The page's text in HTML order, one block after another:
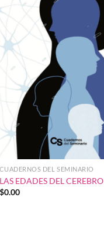
CUADERNOS DEL SEMINARIO
LAS EDADES DEL CEREBRO
$0.00